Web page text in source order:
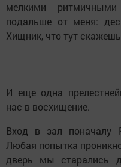
мелкими
подальше от меня:
Хищник, что тут
И еще одна
нас в восхищение.
Вход в зал поначалу
Любая попытка
дверь мы старались